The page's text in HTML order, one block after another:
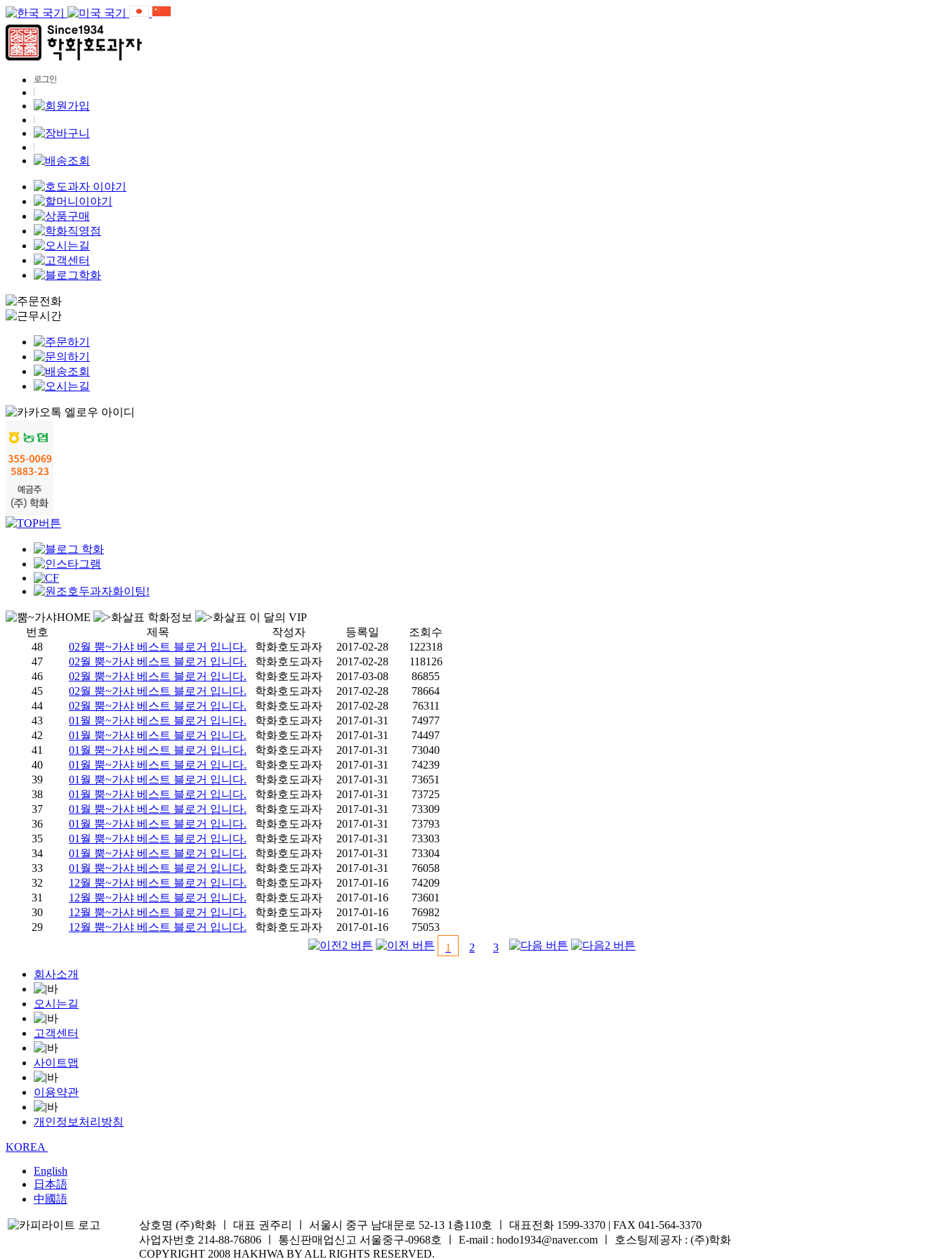
HOME 학화정보
이 달의 VIP
번호
제목 작성자 등록일
조회수
48
02월 뿜~가샤 베스트 블로거 입니다. 학화호도과자 2017-02-28
122318
47
02월 뿜~가샤 베스트 블로거 입니다. 학화호도과자 2017-02-28
118126
46
02월 뿜~가샤 베스트 블로거 입니다. 학화호도과자 2017-03-08
86855
45
02월 뿜~가샤 베스트 블로거 입니다. 학화호도과자 2017-02-28
78664
44
02월 뿜~가샤 베스트 블로거 입니다. 학화호도과자 2017-02-28
76311
43
01월 뿜~가샤 베스트 블로거 입니다. 학화호도과자 2017-01-31
74977
42
01월 뿜~가샤 베스트 블로거 입니다. 학화호도과자 2017-01-31
74497
41
01월 뿜~가샤 베스트 블로거 입니다. 학화호도과자 2017-01-31
73040
40
01월 뿜~가샤 베스트 블로거 입니다. 학화호도과자 2017-01-31
74239
39
01월 뿜~가샤 베스트 블로거 입니다. 학화호도과자 2017-01-31
73651
38
01월 뿜~가샤 베스트 블로거 입니다. 학화호도과자 2017-01-31
73725
37
01월 뿜~가샤 베스트 블로거 입니다. 학화호도과자 2017-01-31
73309
36
01월 뿜~가샤 베스트 블로거 입니다. 학화호도과자 2017-01-31
73793
35
01월 뿜~가샤 베스트 블로거 입니다. 학화호도과자 2017-01-31
73303
34
01월 뿜~가샤 베스트 블로거 입니다. 학화호도과자 2017-01-31
73304
33
01월 뿜~가샤 베스트 블로거 입니다. 학화호도과자 2017-01-31
76058
32
12월 뿜~가샤 베스트 블로거 입니다. 학화호도과자 2017-01-16
74209
31
12월 뿜~가샤 베스트 블로거 입니다. 학화호도과자 2017-01-16
73601
30
12월 뿜~가샤 베스트 블로거 입니다. 학화호도과자 2017-01-16
76982
29
12월 뿜~가샤 베스트 블로거 입니다. 학화호도과자 2017-01-16
75053
1
2 3
회사소개
오시는길
고객센터
사이트맵
이용약관
개인정보처리방침
KOREA
English
日本語
中國語
상호명 (주)학화 ㅣ 대표 권주리 ㅣ 서울시 중구 남대문로 52-13 1층110호 ㅣ 대표전화 1599-3370 | FAX 041-564-3370
사업자번호 214-88-76806 ㅣ 통신판매업신고 서울중구-0968호 ㅣ E-mail : hodo1934@naver.com ㅣ 호스팅제공자 : (주)학화
COPYRIGHT 2008 HAKHWA BY ALL RIGHTS RESERVED.